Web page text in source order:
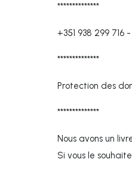
**************
+351 938 299 716 -
**************
Protection des
**************
Nous avons un
Si vous le